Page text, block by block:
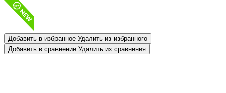
Добавить в избранное Удалить из избранного
Добавить в сравнение Удалить из сравнения